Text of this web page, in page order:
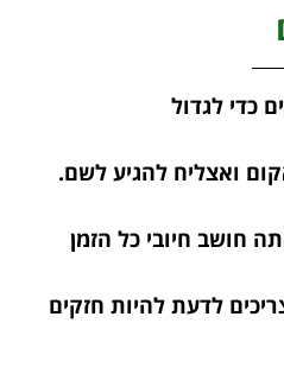
כדי לגדול
ואצליח להגיע לשם.
חושב חיובי כל הזמן
לדעת להיות חזקים